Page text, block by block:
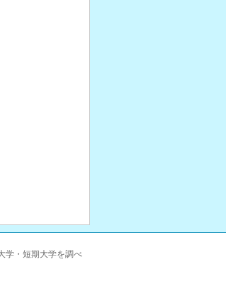
学・短期大学を調べ